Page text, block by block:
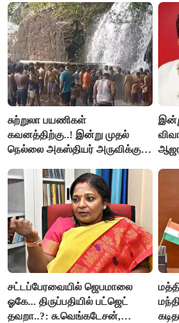
சுற்றுலா பயணிகள்
கவனத்திற்கு..! இன்று முதல்
நெல்லை அகஸ்தியர் அருவிக்கு
சட்டப்பேரவையில் ஜெபமாலை
ஓகே... திருப்பதியில் பட்ஜெட்
தவறா..?: சு.வெங்கடேசன்,